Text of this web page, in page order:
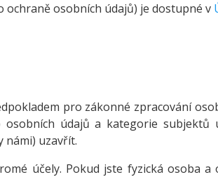
ochraně osobních údajů) je dostupné v
pro zákonné zpracování
údajů a kategorie subjektů
námi) uzavřít.
účely. Pokud jste fyzická osoba